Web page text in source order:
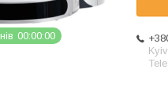
00 00 00